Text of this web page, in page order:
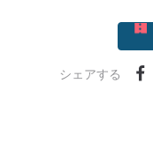
シェアする